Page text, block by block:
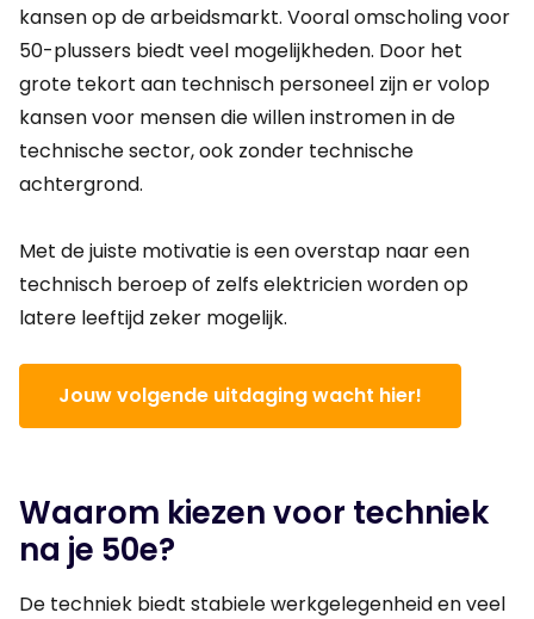
kansen op de arbeidsmarkt. Vooral omscholing voor
50-plussers biedt veel mogelijkheden. Door het
grote tekort aan technisch personeel zijn er volop
kansen voor mensen die willen instromen in de
technische sector, ook zonder technische
achtergrond.
Met de juiste motivatie is een overstap naar een
technisch beroep of zelfs elektricien worden op
latere leeftijd zeker mogelijk.
Jouw volgende uitdaging wacht hier!
Waarom kiezen voor techniek
na je 50e?
De techniek biedt stabiele werkgelegenheid en veel